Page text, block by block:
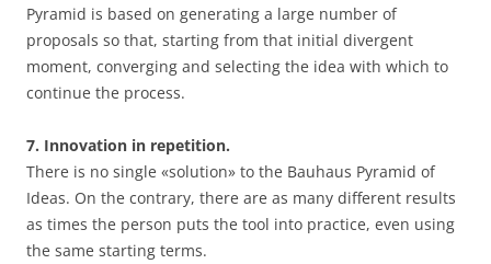
Pyramid is based on generating a large number of
proposals so that, starting from that initial divergent
moment, converging and selecting the idea with which to
continue the process.
7. Innovation in repetition.
There is no single «solution» to the Bauhaus Pyramid of
Ideas. On the contrary, there are as many different results
as times the person puts the tool into practice, even using
the same starting terms.